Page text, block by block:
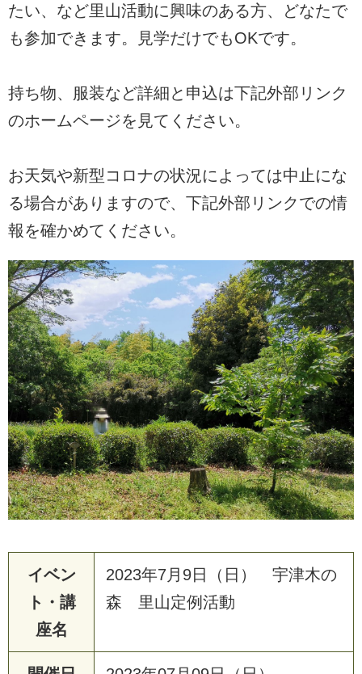
たい、など里山活動に興味のある方、どなたで
も参加できます。見学だけでもOKです。
持ち物、服装など詳細と申込は下記外部リンク
のホームページを見てください。
お天気や新型コロナの状況によっては中止にな
る場合がありますので、下記外部リンクでの情
報を確かめてください。
イベン
ト・講
座名
2023年7月9日（日） 宇津木の
森 里山定例活動